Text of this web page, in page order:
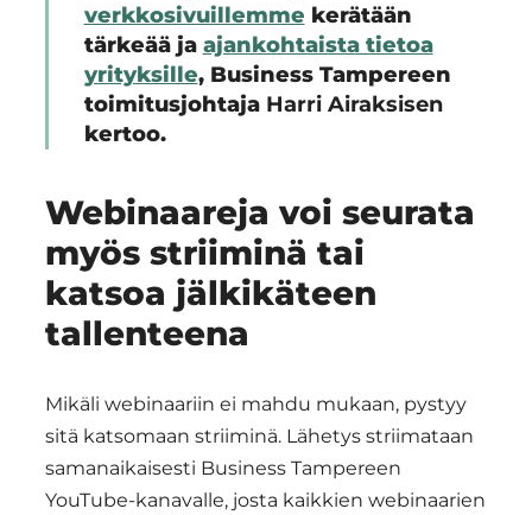
verkkosivuillemme kerätään
tärkeää ja ajankohtaista tietoa
yrityksille, Business Tampereen
toimitusjohtaja Harri Airaksisen
kertoo.
Webinaareja voi seurata
myös striiminä tai
katsoa jälkikäteen
tallenteena
Mikäli webinaariin ei mahdu mukaan, pystyy
sitä katsomaan striiminä. Lähetys striimataan
samanaikaisesti Business Tampereen
YouTube-kanavalle, josta kaikkien webinaarien